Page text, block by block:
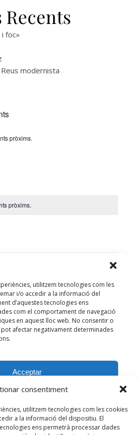
consentiment
utilitzem tecnologies com les cookies
a la informació del dispositiu. El
ens permetrà processar dades
foc»
modernista
pròxims.